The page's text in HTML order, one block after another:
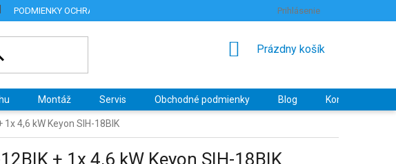
PODMIENKY OCHRANY OSOBNÝCH ÚDAJOV HODNOTENIE OBCHODU
Prihlásenie
NÁKUPNÝ
Prázdny košík
Montáž Servis Obchodné podmienky Blog Kontakty
4,6 kW Keyon SIH-18BIK
+ 1x 4,6 kW Keyon SIH-18BIK